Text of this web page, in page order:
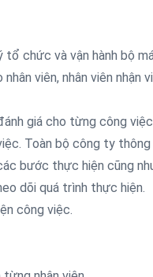
tổ chức và vận hành bộ
viên, nhân viên
giá cho từng công
Toàn bộ công ty
bước thực hiện cũng
dõi quá trình thực hiện.
công việc.